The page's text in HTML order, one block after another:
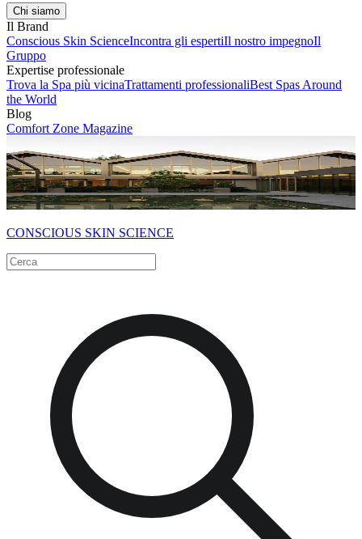
Chi siamo
Il Brand
Conscious Skin ScienceIncontra gli espertiIl nostro impegnoIl
Gruppo
Expertise professionale
Trova la Spa più vicinaTrattamenti professionaliBest Spas Around
the World
Blog
Comfort Zone Magazine
CONSCIOUS SKIN SCIENCE